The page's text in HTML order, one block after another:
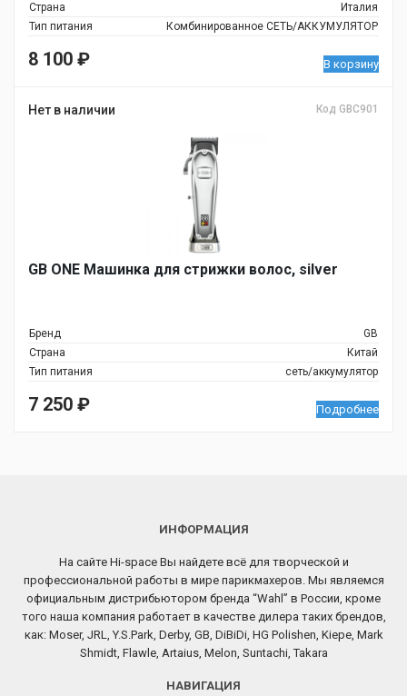
Страна
Италия
Тип питания
Комбинированное СЕТЬ/АККУМУЛЯТОР
8 100 ₽ В корзину
Нет в наличии Код GBC901
GB ONE Машинка для стрижки волос, silver
Бренд
GB
Страна
Китай
Тип питания
сеть/аккумулятор
7 250 ₽ Подробнее
ИНФОРМАЦИЯ
На сайте Hi-space Вы найдете всё для творческой и
профессиональной работы в мире парикмахеров. Мы являемся
официальным дистрибьютором бренда “Wahl” в России, кроме
того наша компания работает в качестве дилера таких брендов,
как: Moser, JRL, Y.S.Park, Derby, GB, DiBiDi, HG Polishen, Kiepe, Mark
Shmidt, Flawle, Artaius, Melon, Suntachi, Takara
НАВИГАЦИЯ